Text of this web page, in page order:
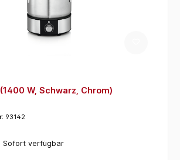
W, Schwarz, Chrom)
93142
Sofort verfügbar